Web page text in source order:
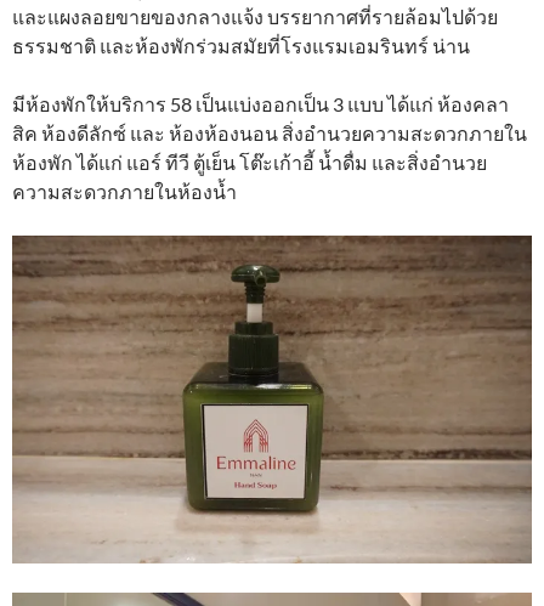
และแผงลอยขายของกลางแจ้ง บรรยากาศที่รายล้อมไปด้วย
ธรรมชาติ และห้องพักร่วมสมัยที่โรงแรมเอมรินทร์ น่าน
มีห้องพักให้บริการ 58 เป็นแบ่งออกเป็น 3 แบบ ได้แก่ ห้องคลา
สิค ห้องดีลักซ์ และ ห้องห้องนอน สิ่งอำนวยความสะดวกภายใน
ห้องพัก ได้แก่ แอร์ ทีวี ตู้เย็น โต๊ะเก้าอี้ น้ำดื่ม และสิ่งอำนวย
ความสะดวกภายในห้องน้ำ